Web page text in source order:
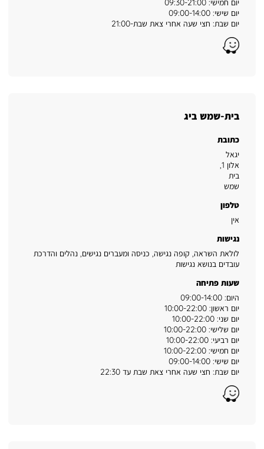
יום חמישי: 09:30-21:00
יום שישי: 09:00-14:00
יום שבת: חצי שעה אחרי צאת שבת-21:00
Waze
בית-שמש ביג
כתובת
יגאל
אלון 1
,
בית
שמש
טלפון
אין
נגישות
לולאת השראה, קופה נגישה, כניסה ומעברים נגישים, נהלים והדרכת
עובדים בנושא נגישות
שעות פתיחה
היום: 09:00-14:00
יום ראשון: 10:00-22:00
יום שני: 10:00-22:00
יום שלישי: 10:00-22:00
יום רביעי: 10:00-22:00
יום חמישי: 10:00-22:00
יום שישי: 09:00-14:00
יום שבת: חצי שעה אחרי צאת שבת עד 22:30
Waze